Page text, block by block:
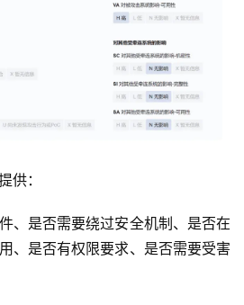
供：
、是否需要绕过安全机制、是否在
、是否有权限要求、是否需要受害